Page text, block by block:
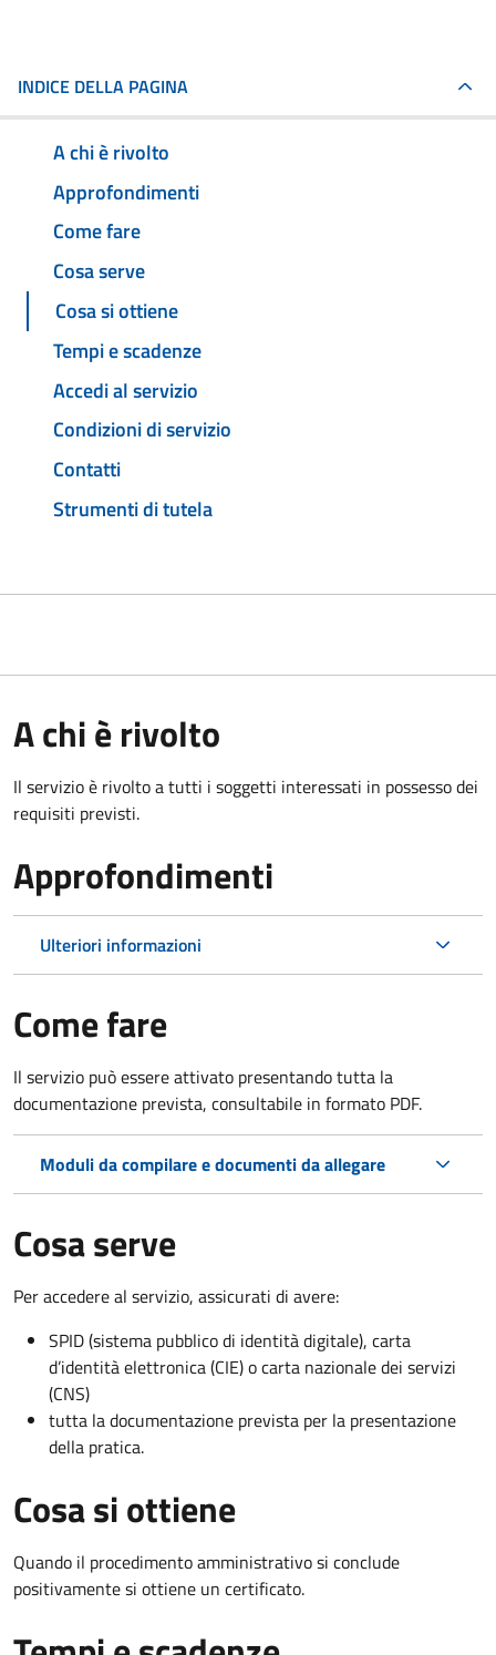
INDICE DELLA PAGINA
A chi è rivolto
Approfondimenti
Come fare
Cosa serve
Cosa si ottiene
Tempi e scadenze
Accedi al servizio
Condizioni di servizio
Contatti
Strumenti di tutela
A chi è rivolto
Il servizio è rivolto a tutti i soggetti interessati in possesso dei
requisiti previsti.
Approfondimenti
Ulteriori informazioni
Come fare
Il servizio può essere attivato presentando tutta la
documentazione prevista, consultabile in formato PDF.
Moduli da compilare e documenti da allegare
Cosa serve
Per accedere al servizio, assicurati di avere:
SPID (sistema pubblico di identità digitale), carta
d’identità elettronica (CIE) o carta nazionale dei servizi
(CNS)
tutta la documentazione prevista per la presentazione
della pratica.
Cosa si ottiene
Quando il procedimento amministrativo si conclude
positivamente si ottiene un certificato.